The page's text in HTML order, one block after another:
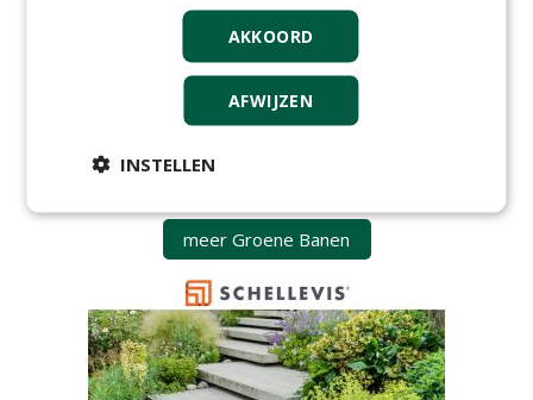
06-08-2026, Ven-Zelderheide
Groeiplaats specialist bij
Boomtotaalzorg32-40 uur
30-07-2026, Schalkwijk
Boomtotaalzorg24-40 uur
meer Groene Banen
AKKOORD
AFWIJZEN
INSTELLEN